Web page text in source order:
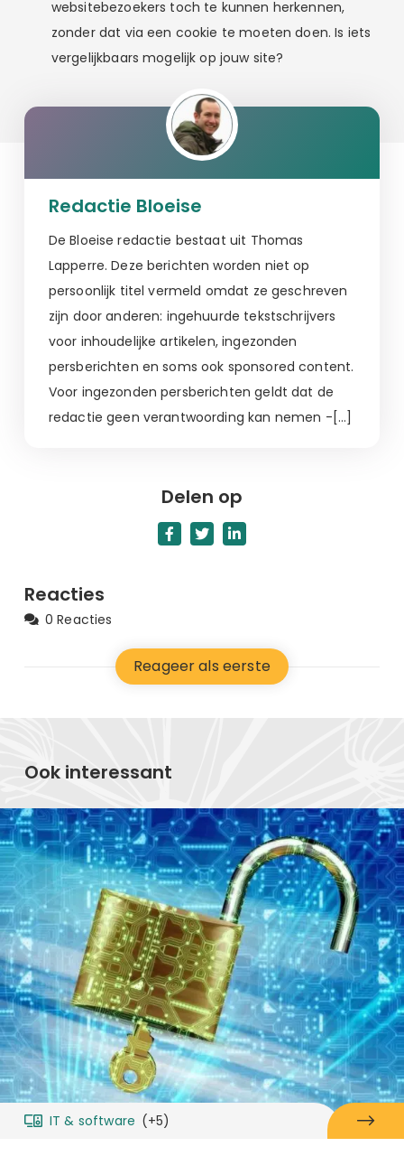
websitebezoekers toch te kunnen herkennen,
zonder dat via een cookie te moeten doen. Is iets
vergelijkbaars mogelijk op jouw site?
Redactie Bloeise
De Bloeise redactie bestaat uit Thomas
Lapperre. Deze berichten worden niet op
persoonlijk titel vermeld omdat ze geschreven
zijn door anderen: ingehuurde tekstschrijvers
voor inhoudelijke artikelen, ingezonden
persberichten en soms ook sponsored content.
Voor ingezonden persberichten geldt dat de
redactie geen verantwoording kan nemen -[…]
Delen op
Reacties
0 Reacties
Reageer als eerste
Ook interessant
IT & software (+5)